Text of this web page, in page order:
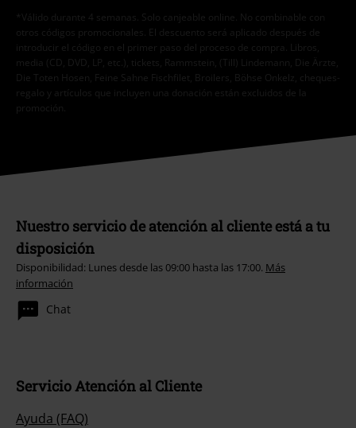
*Válido durante 4 semanas. Solo canjeable online. No combinable con
otros códigos promocionales. El descuento será aplicado después de
introducir el código en el primer paso del proceso de compra. Libros,
media (CD, DVD, LP, etc.), tickets, Rammstein, (Till) Lindemann, Die Ärzte,
Die Toten Hosen, Feine Sahne Fischfilet, Broilers, Böhse Onkelz, cheques-
regalo y artículos que incluyen una donación están excluidos de la
promoción.
Nuestro servicio de atención al cliente está a tu
disposición
Disponibilidad: Lunes desde las 09:00 hasta las 17:00. Más
información
Chat
Servicio Atención al Cliente
Ayuda (FAQ)